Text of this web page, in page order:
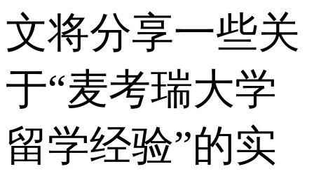
文将分享一些关
于“麦考瑞大学
留学经验”的实